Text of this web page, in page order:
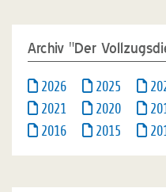
Archiv "Der
2026 2025
2021
2020
2016
2015